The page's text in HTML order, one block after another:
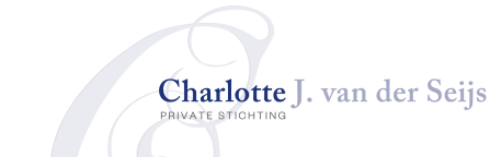
Skip to main content